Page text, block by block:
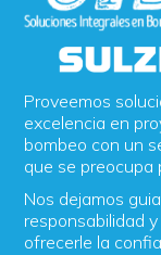
Proveemos
excelencia en
bombeo con un
que se preocupa
Nos dejamos
responsabilidad
ofrecerle la